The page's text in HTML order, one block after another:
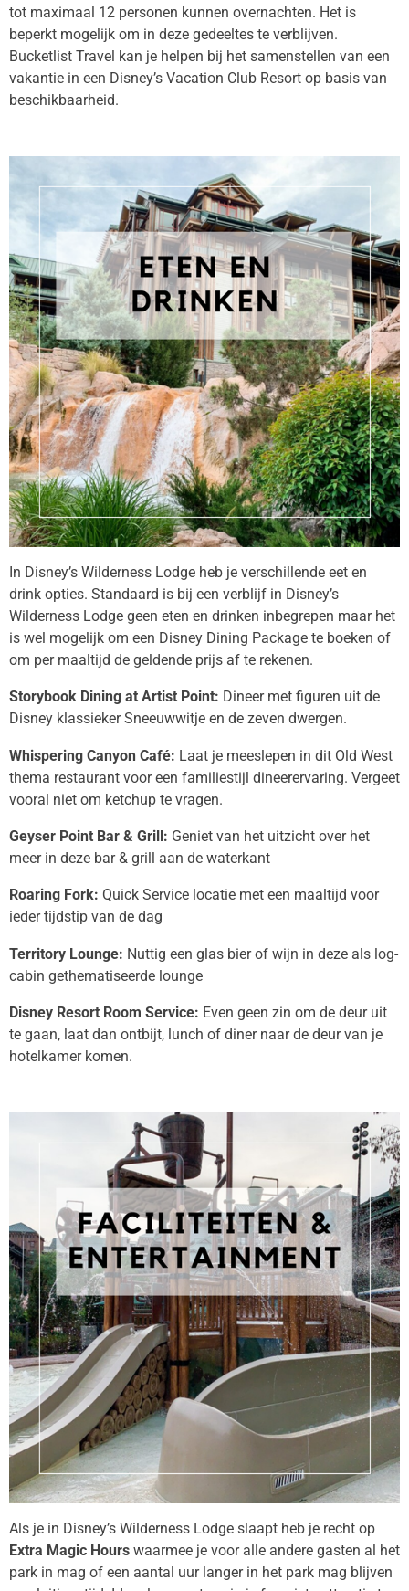
tot maximaal 12 personen kunnen overnachten. Het is
beperkt mogelijk om in deze gedeeltes te verblijven.
Bucketlist Travel kan je helpen bij het samenstellen van een
vakantie in een Disney’s Vacation Club Resort op basis van
beschikbaarheid.
In Disney’s Wilderness Lodge heb je verschillende eet en
drink opties. Standaard is bij een verblijf in Disney’s
Wilderness Lodge geen eten en drinken inbegrepen maar het
is wel mogelijk om een Disney Dining Package te boeken of
om per maaltijd de geldende prijs af te rekenen.
Storybook Dining at Artist Point: Dineer met figuren uit de
Disney klassieker Sneeuwwitje en de zeven dwergen.
Whispering Canyon Café: Laat je meeslepen in dit Old West
thema restaurant voor een familiestijl dineerervaring. Vergeet
vooral niet om ketchup te vragen.
Geyser Point Bar & Grill: Geniet van het uitzicht over het
meer in deze bar & grill aan de waterkant
Roaring Fork: Quick Service locatie met een maaltijd voor
ieder tijdstip van de dag
Territory Lounge: Nuttig een glas bier of wijn in deze als log-
cabin gethematiseerde lounge
Disney Resort Room Service: Even geen zin om de deur uit
te gaan, laat dan ontbijt, lunch of diner naar de deur van je
hotelkamer komen.
Als je in Disney’s Wilderness Lodge slaapt heb je recht op
Extra Magic Hours waarmee je voor alle andere gasten al het
park in mag of een aantal uur langer in het park mag blijven